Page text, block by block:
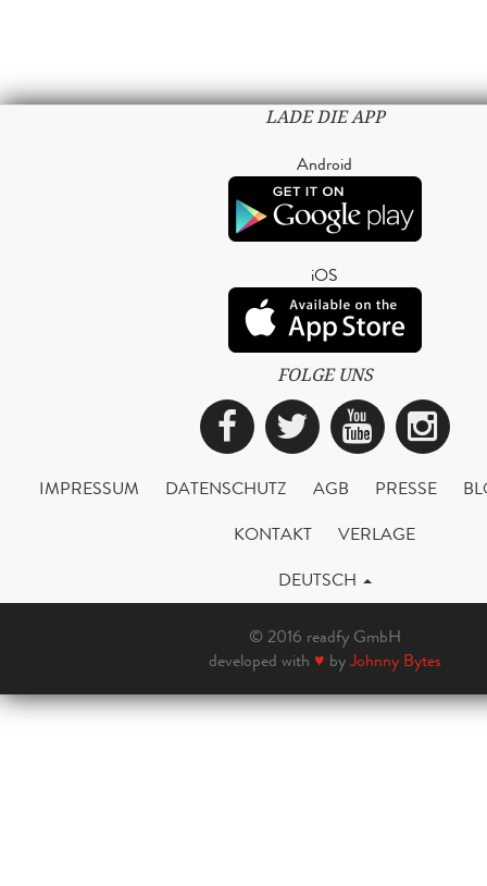
LADE DIE APP
Android
iOS
FOLGE UNS
Facebook
Twitter
IMPRESSUM DATENSCHUTZ AGB PRESSE
KONTAKT
VERLAGE
DEUTSCH
© 2016 readfy GmbH
developed with ♥ byJohnny Bytes